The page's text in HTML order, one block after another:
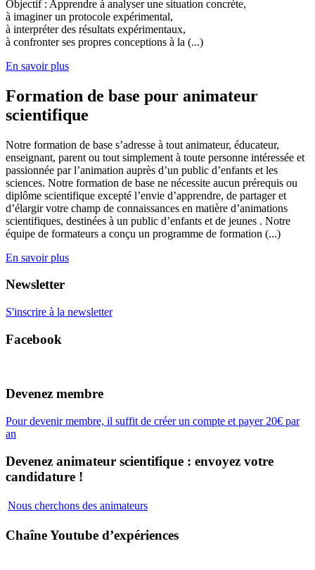
Objectif : Apprendre à analyser une situation concrète,
à imaginer un protocole expérimental,
à interpréter des résultats expérimentaux,
à confronter ses propres conceptions à la (...)
En savoir plus
Formation de base pour animateur
scientifique
Notre formation de base s’adresse à tout animateur, éducateur,
enseignant, parent ou tout simplement à toute personne intéressée et
passionnée par l’animation auprès d’un public d’enfants et les
sciences. Notre formation de base ne nécessite aucun prérequis ou
diplôme scientifique excepté l’envie d’apprendre, de partager et
d’élargir votre champ de connaissances en matière d’animations
scientifiques, destinées à un public d’enfants et de jeunes . Notre
équipe de formateurs a conçu un programme de formation (...)
En savoir plus
Newsletter
S'inscrire à la newsletter
Facebook
Devenez membre
Pour devenir membre, il suffit de créer un compte et payer 20€ par
an
Devenez animateur scientifique : envoyez votre
candidature !
Nous cherchons des animateurs
Chaîne Youtube d’expériences